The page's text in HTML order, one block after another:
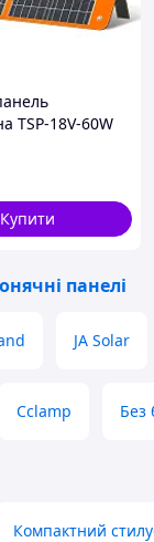
TSP-18V-60W
(1USB-A/1C)
Купити
панелі
JA Solar
Cclamp Без
Компактний